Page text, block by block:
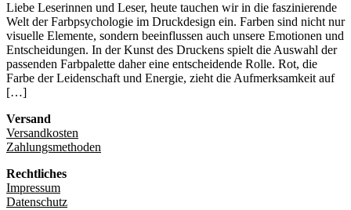
Liebe Leserinnen und Leser, heute tauchen wir in die faszinierende
Welt der Farbpsychologie im Druckdesign ein. Farben sind nicht nur
visuelle Elemente, sondern beeinflussen auch unsere Emotionen und
Entscheidungen. In der Kunst des Druckens spielt die Auswahl der
passenden Farbpalette daher eine entscheidende Rolle. Rot, die
Farbe der Leidenschaft und Energie, zieht die Aufmerksamkeit auf
[…]
Versand
Versandkosten
Zahlungsmethoden
Rechtliches
Impressum
Datenschutz